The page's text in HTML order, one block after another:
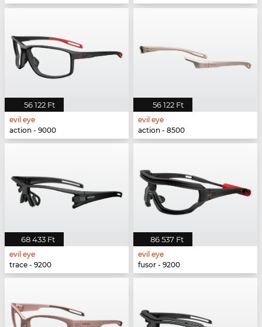
56 122 Ft
evil eye
action - 9000
56 122 Ft
evil eye
action - 8500
68 433 Ft
evil eye
trace - 9200
86 537 Ft
evil eye
fusor - 9200